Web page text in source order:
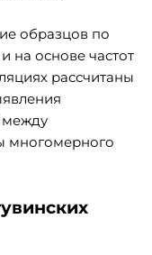
образцов по
на основе частот
рассчитаны
между
многомерного